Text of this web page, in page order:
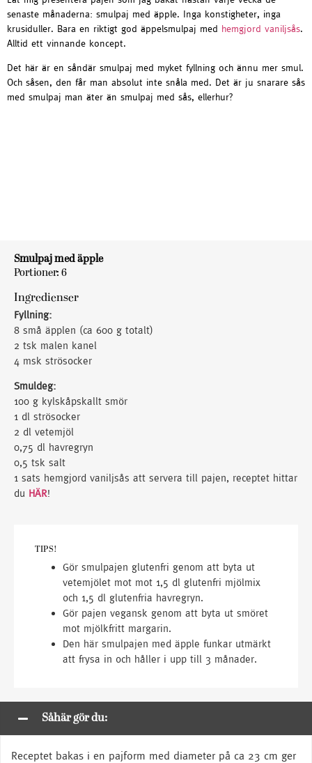
senaste månaderna: smulpaj med äpple. Inga konstigheter, inga
krusiduller. Bara en riktigt god äppelsmulpaj med hemgjord vaniljsås.
Alltid ett vinnande koncept.
Det här är en såndär smulpaj med myket fyllning och ännu mer smul.
Och såsen, den får man absolut inte snåla med. Det är ju snarare sås
med smulpaj man äter än smulpaj med sås, ellerhur?
Smulpaj med äpple
Portioner: 6
Ingredienser
Fyllning:
8 små äpplen (ca 600 g totalt)
2 tsk malen kanel
4 msk strösocker
Smuldeg:
100 g kylskåpskallt smör
1 dl strösocker
2 dl vetemjöl
0,75 dl havregryn
0,5 tsk salt
1 sats hemgjord vaniljsås att servera till pajen, receptet hittar
du HÄR!
TIPS!
Gör smulpajen glutenfri genom att byta ut
vetemjölet mot mot 1,5 dl glutenfri mjölmix
och 1,5 dl glutenfria havregryn.
Gör pajen vegansk genom att byta ut smöret
mot mjölkfritt margarin.
Den här smulpajen med äpple funkar utmärkt
att frysa in och håller i upp till 3 månader.
Såhär gör du:
Receptet bakas i en pajform med diameter på ca 23 cm ger